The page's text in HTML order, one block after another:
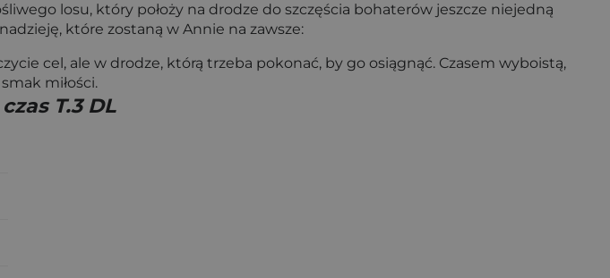
losu, który położy na drodze do szczęścia bohaterów jeszcze niejedną
które zostaną w Annie na zawsze:
cel, ale w drodze, którą trzeba pokonać, by go osiągnąć. Czasem wyboistą,
miłości.
T.3 DL